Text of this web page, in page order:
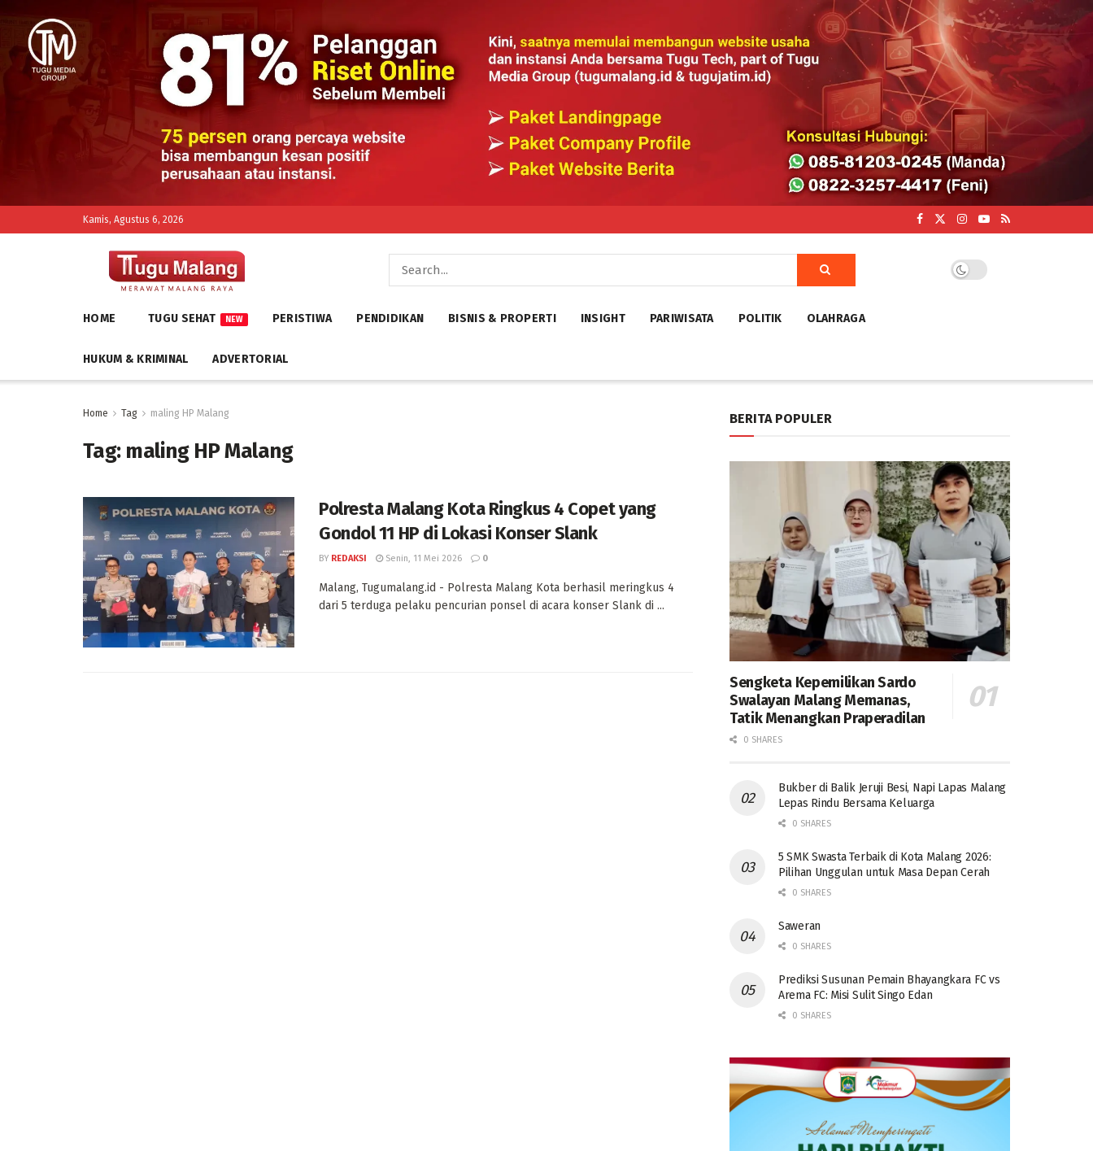
Kamis, Agustus 6, 2026
HOME TUGU SEHAT NEW PERISTIWA PENDIDIKAN BISNIS & PROPERTI INSIGHT PARIWISATA POLITIK OLAHRAGA
HUKUM & KRIMINAL ADVERTORIAL
Home Tag maling HP Malang
Tag: maling HP Malang
Polresta Malang Kota Ringkus 4 Copet yang
Gondol 11 HP di Lokasi Konser Slank
BY REDAKSI Senin, 11 Mei 2026 0
Malang, Tugumalang.id - Polresta Malang Kota berhasil meringkus 4
dari 5 terduga pelaku pencurian ponsel di acara konser Slank di ...
BERITA POPULER
Sengketa Kepemilikan Sardo
Swalayan Malang Memanas,
Tatik Menangkan Praperadilan
0 SHARES
Bukber di Balik Jeruji Besi, Napi Lapas Malang
Lepas Rindu Bersama Keluarga
0 SHARES
5 SMK Swasta Terbaik di Kota Malang 2026:
Pilihan Unggulan untuk Masa Depan Cerah
0 SHARES
Saweran
0 SHARES
Prediksi Susunan Pemain Bhayangkara FC vs
Arema FC: Misi Sulit Singo Edan
0 SHARES